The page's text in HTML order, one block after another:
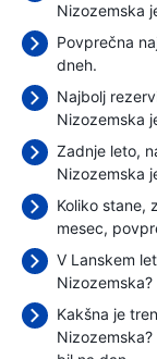
Nizozemska
Povprečna
dneh.
Najbolj
Nizozemska
Zadnje leto,
Nizozemska
Koliko stane,
mesec,
V Lanskem
Kakšna je